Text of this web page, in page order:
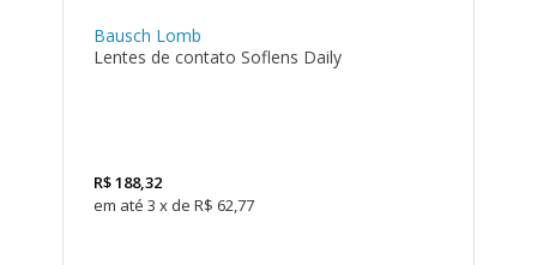
Bausch Lomb
Lentes de contato Soflens Daily
R$188,32
3 x de R$ 62,77